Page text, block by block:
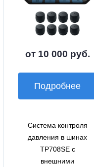
от 10 000 руб.
Подробнее
Система контроля
давления в шинах
TP708SE с
внешними